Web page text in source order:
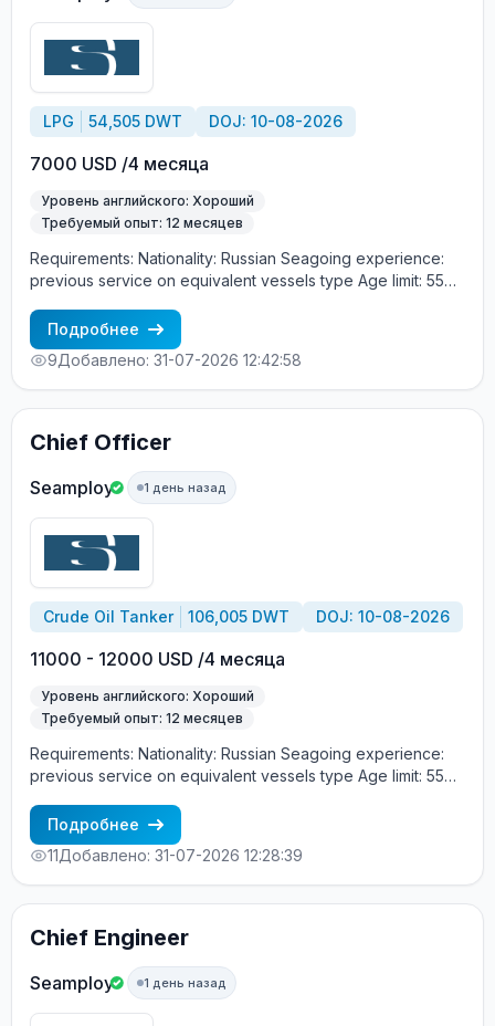
(Chief Officer) Опыт работы обязательно на Crude oil
tanker (танкерах сырой нефти) Хороший английский
язык Процесс трудоустройства: CES Test + интервью с
суперинтендантом Морское агентство «SeadimA»
+7(985)022-57-77 +7(985)230-57-77
cv_crew@seadima.ru
LPG 54,505 DWT DOJ: 10-08-2026
7000 USD /4 месяца
Уровень английского: Хороший
Требуемый опыт: 12 месяцев
Requirements: Nationality: Russian Seagoing experience:
previous service on equivalent vessels type Age limit: 55
Подробнее
9Добавлено: 31-07-2026 12:42:58
Chief Officer
Seamploy 1 день назад
Crude Oil Tanker 106,005 DWT DOJ: 10-08-2026
11000 - 12000 USD /4 месяца
Уровень английского: Хороший
Требуемый опыт: 12 месяцев
Requirements: Nationality: Russian Seagoing experience:
previous service on equivalent vessels type Age limit: 55
Подробнее
11Добавлено: 31-07-2026 12:28:39
Chief Engineer
Seamploy 1 день назад